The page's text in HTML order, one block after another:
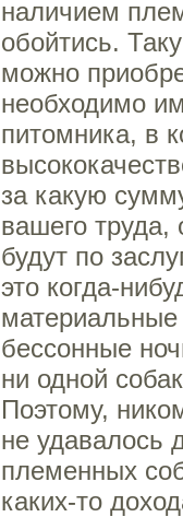
наличием
обойтись.
можно
необходимо
питомника, в
за какую
вашего
будут по
это когда-
материальные
бессонные
ни одной
Поэтому,
не удавалось
племенных
каких-то